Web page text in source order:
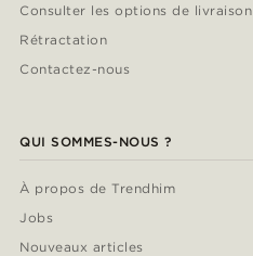
Consulter les options de livraison
Rétractation
Contactez-nous
QUI SOMMES-NOUS ?
À propos de Trendhim
Jobs
Nouveaux articles